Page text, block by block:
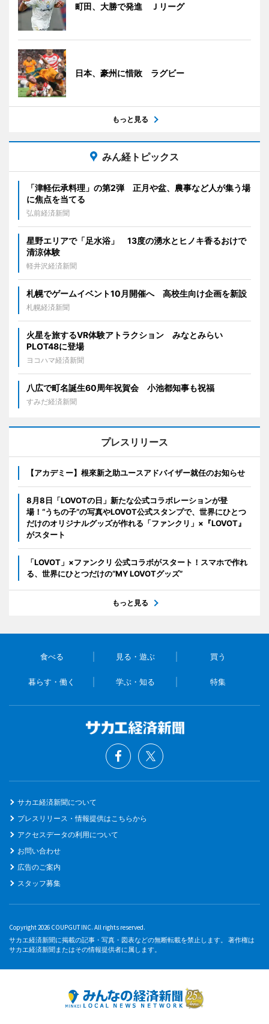
町田、大勝で発進 Ｊリーグ
日本、豪州に惜敗 ラグビー
もっと見る
みん経トピックス
「津軽伝承料理」の第2弾 正月や盆、農事など人が集う場
に焦点を当てる
弘前経済新聞
星野エリアで「足水浴」 13度の湧水とヒノキ香るおけで
清涼体験
軽井沢経済新聞
札幌でゲームイベント10月開催へ 高校生向け企画を新設
札幌経済新聞
火星を旅するVR体験アトラクション みなとみらい
PLOT48に登場
ヨコハマ経済新聞
八広で町名誕生60周年祝賀会 小池都知事も祝福
すみだ経済新聞
プレスリリース
【アカデミー】根來新之助ユースアドバイザー就任のお知らせ
8月8日「LOVOTの日」新たな公式コラボレーションが登
場！“うちの子”の写真やLOVOT公式スタンプで、世界にひとつ
だけのオリジナルグッズが作れる「ファンクリ」×『LOVOT』
がスタート
「LOVOT」×ファンクリ 公式コラボがスタート！スマホで作れ
る、世界にひとつだけの“MY LOVOTグッズ”
もっと見る
食べる 見る・遊ぶ 買う
暮らす・働く 学ぶ・知る 特集
サカエ経済新聞について
プレスリリース・情報提供はこちらから
アクセスデータの利用について
お問い合わせ
広告のご案内
スタッフ募集
Copyright 2026 COUPGUT INC. All rights reserved.
サカエ経済新聞に掲載の記事・写真・図表などの無断転載を禁止します。 著作権は
サカエ経済新聞またはその情報提供者に属します。